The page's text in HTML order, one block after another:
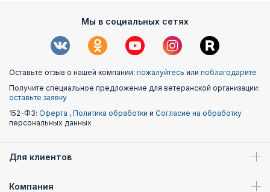
Мы в социальных сетях
Оставьте отзыв о нашей компании: пожалуйтесь или поблагодарите
Получите специальное предложение для ветеранской организации:
оставьте заявку
152-ФЗ: Оферта , Политика обработки и Согласие на обработку
персональных данных
Для клиентов
Компания